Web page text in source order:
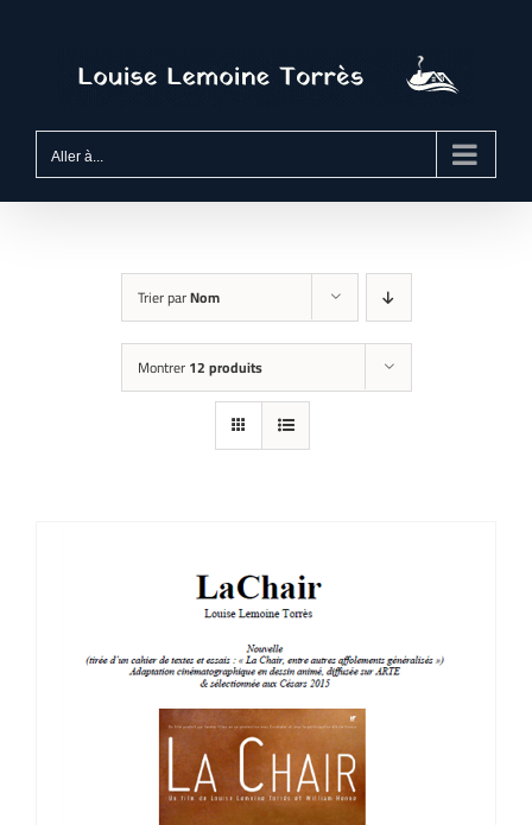
Aller à...
Trier parNom
Montrer12 produits